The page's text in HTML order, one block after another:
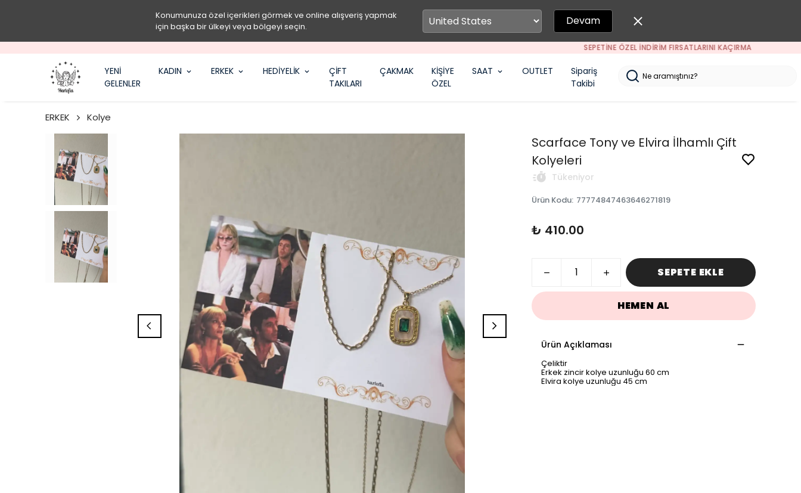
Konumunuza özel içerikleri görmek ve online alışveriş yapmak
için başka bir ülkeyi veya bölgeyi seçin.
Devam
YENİ
GELENLER
KADIN ERKEK HEDİYELİK
ÇİFT
TAKILARI
ÇAKMAK
KİŞİYE
ÖZEL
SAAT OUTLET
Sipariş
Takibi
ERKEK Kolye
Scarface Tony ve Elvira İlhamlı Çift
Kolyeleri
Tükeniyor
Ürün Kodu: 77774847463646271819
₺ 410.00
SEPETE EKLE
HEMEN AL
Ürün Açıklaması
Çeliktir
Erkek zincir kolye uzunluğu 60 cm
Elvira kolye uzunluğu 45 cm